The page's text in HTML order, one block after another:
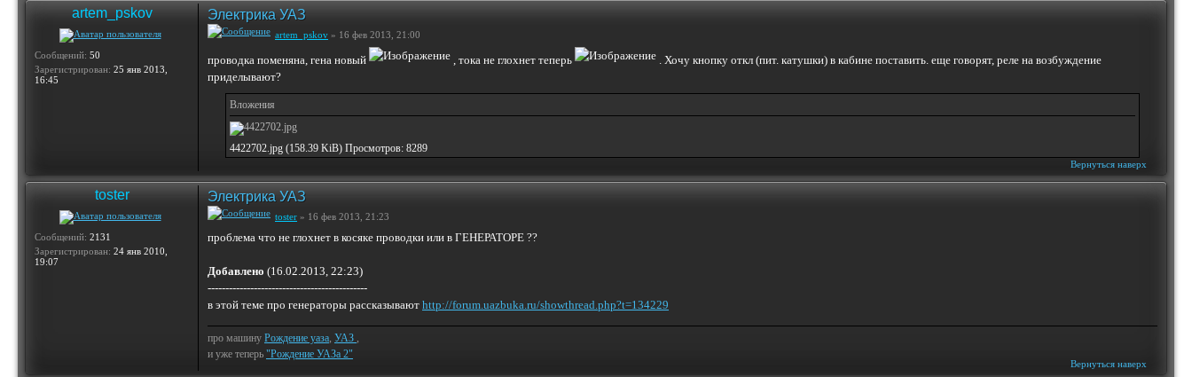
artem_pskov
Сообщений: 50
Зарегистрирован: 25 янв 2013,
16:45
Электрика УАЗ
artem_pskov » 16 фев 2013, 21:00
проводка поменяна, гена новый , тока не глохнет теперь
. Хочу кнопку откл (пит. катушки) в кабине поставить. еще говорят, реле на возбуждение
приделывают?
Вложения
4422702.jpg (158.39 KiB) Просмотров: 8289
Вернуться наверх
toster
Сообщений: 2131
Зарегистрирован: 24 янв 2010,
19:07
Электрика УАЗ
toster » 16 фев 2013, 21:23
проблема что не глохнет в косяке проводки или в ГЕНЕРАТОРЕ ??
Добавлено (16.02.2013, 22:23)
---------------------------------------------
в этой теме про генераторы рассказывают http://forum.uazbuka.ru/showthread.php?t=134229
про машину Рождение уаза, УАЗ ,
и уже теперь "Рождение УАЗа 2"
Вернуться наверх